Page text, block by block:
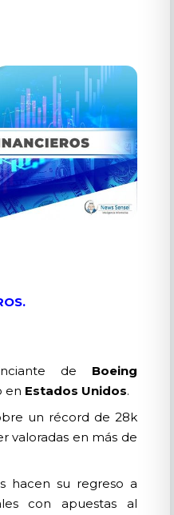
de Boeing
en Estados Unidos.
un récord de 28k
valoradas en más de
hacen su regreso a
con apuestas al